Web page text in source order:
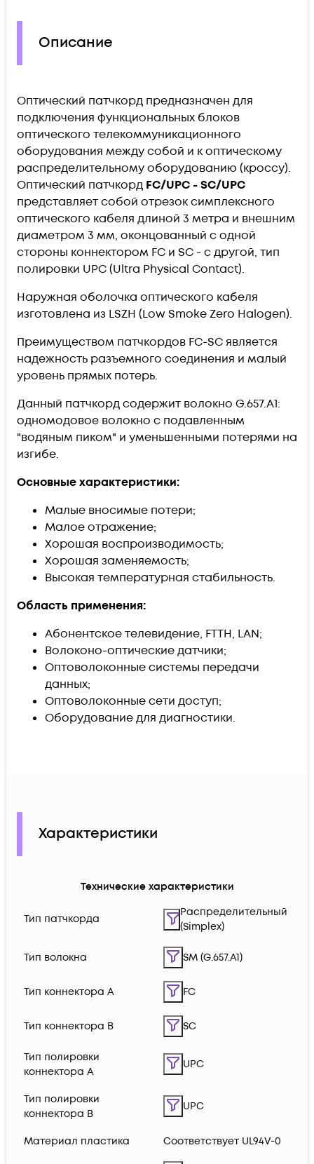
Описание
Оптический патчкорд предназначен для
подключения функциональных блоков
оптического телекоммуникационного
оборудования между собой и к оптическому
распределительному оборудованию (кроссу).
Оптический патчкорд FC/UPC - SC/UPC
представляет собой отрезок симплексного
оптического кабеля длиной 3 метра и внешним
диаметром 3 мм, оконцованный с одной
стороны коннектором FC и SC - c другой, тип
полировки UPC (Ultra Physical Contact).
Наружная оболочка оптического кабеля
изготовлена из LSZH (Low Smoke Zero Halogen).
Преимуществом патчкордов FC-SC является
надежность разъемного соединения и малый
уровень прямых потерь.
Данный патчкорд содержит волокно G.657.А1:
одномодовое волокно с подавленным
"водяным пиком" и уменьшенными потерями на
изгибе.
Основные характеристики:
Малые вносимые потери;
Малое отражение;
Хорошая воспроизводимость;
Хорошая заменяемость;
Высокая температурная стабильность.
Область применения:
Абонентское телевидение, FTTH, LAN;
Волоконо-оптические датчики;
Оптоволоконные системы передачи
данных;
Оптоволоконные сети доступ;
Оборудование для диагностики.
Характеристики
Технические характеристики
Тип патчкорда
Распределительный
(Simplex)
Тип волокна SM (G.657.A1)
Тип коннектора A FC
Тип коннектора B SC
Тип полировки
коннектора A
UPC
Тип полировки
коннектора B
UPC
Материал пластика Соответствует UL94V-0